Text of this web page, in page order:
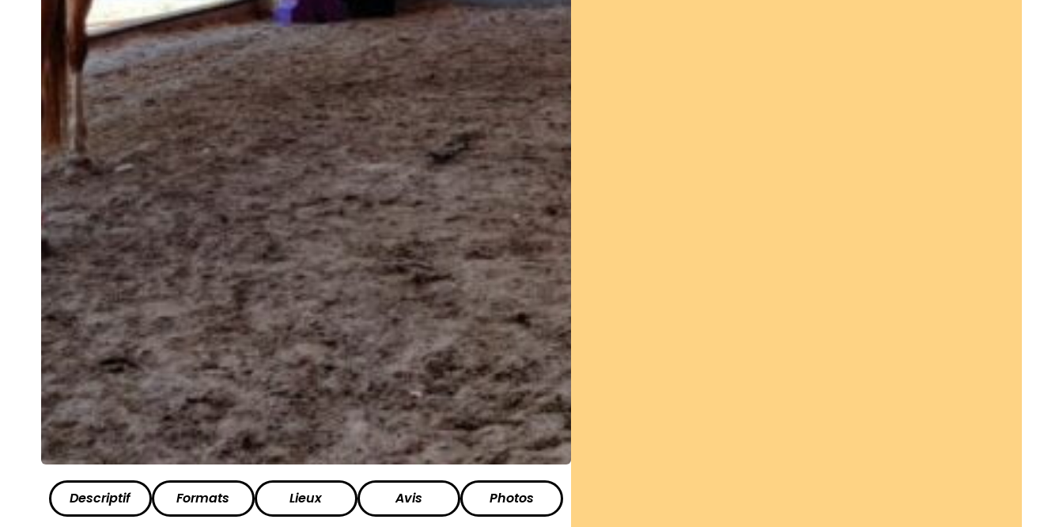
Descriptif Formats Lieux Avis Photos